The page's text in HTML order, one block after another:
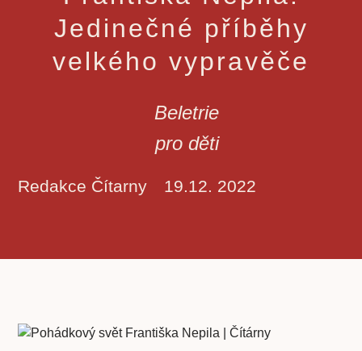
Jedinečné příběhy
velkého vypravěče
Beletrie
pro děti
Redakce Čítarny 19.12. 2022